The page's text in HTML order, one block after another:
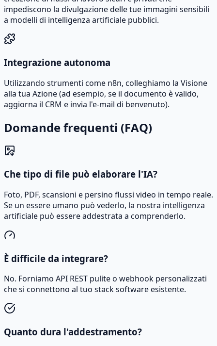
impediscono la divulgazione delle tue immagini sensibili
a modelli di intelligenza artificiale pubblici.
Integrazione autonoma
Utilizzando strumenti come n8n, colleghiamo la Visione
alla tua Azione (ad esempio, se il documento è valido,
aggiorna il CRM e invia l'e-mail di benvenuto).
Domande frequenti (FAQ)
Che tipo di file può elaborare l'IA?
Foto, PDF, scansioni e persino flussi video in tempo reale.
Se un essere umano può vederlo, la nostra intelligenza
artificiale può essere addestrata a comprenderlo.
È difficile da integrare?
No. Forniamo API REST pulite o webhook personalizzati
che si connettono al tuo stack software esistente.
Quanto dura l'addestramento?